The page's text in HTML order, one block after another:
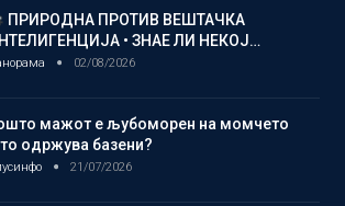
ПРИРОДНА ПРОТИВ ВЕШТАЧКА
• ЗНАЕ ЛИ НЕКОЈ…
02/08/2026
мажот е љубоморен на момчето
одржува базени?
21/07/2026